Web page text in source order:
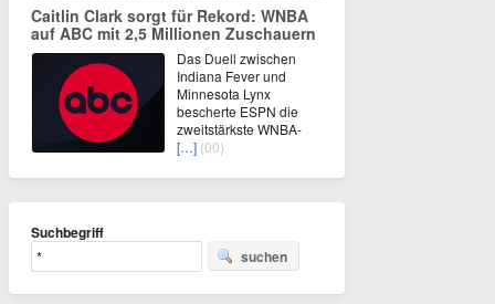
Caitlin Clark sorgt für Rekord: WNBA
auf ABC mit 2,5 Millionen Zuschauern
Das Duell zwischen
Indiana Fever und
Minnesota Lynx
bescherte ESPN die
zweitstärkste WNBA-
[…] (00)
Suchbegriff
suchen